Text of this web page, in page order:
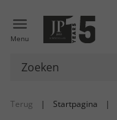
Menu
Terug | Startpagina |